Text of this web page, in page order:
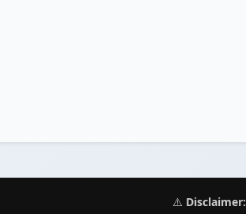
⚠️ Disclaimer: